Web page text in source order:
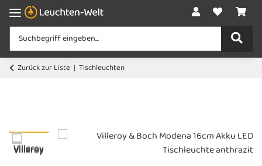
Zurück zur Liste Tischleuchten